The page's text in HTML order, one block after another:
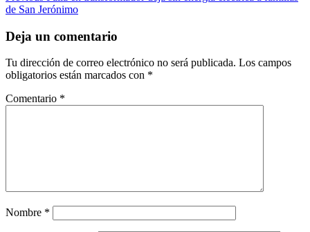
navigation
de San Jerónimo
Deja un comentario
Tu dirección de correo electrónico no será publicada. Los campos
obligatorios están marcados con *
Comentario *
Nombre *